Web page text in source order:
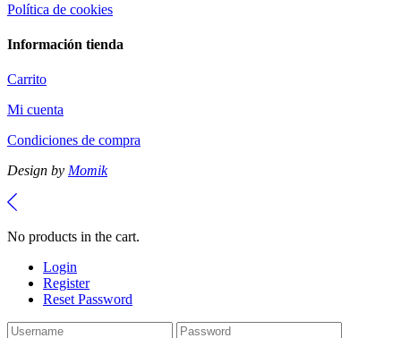
Política de cookies
Información tienda
Carrito
Mi cuenta
Condiciones de compra
Design by Momik
No products in the cart.
Login
Register
Reset Password